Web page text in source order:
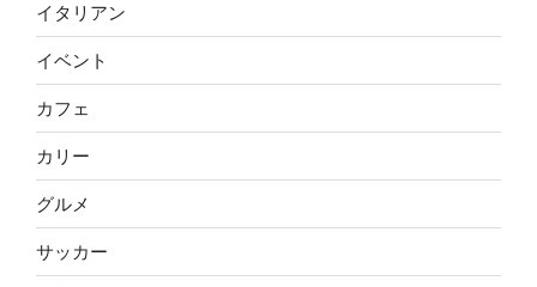
イタリアン
イベント
カフェ
カリー
グルメ
サッカー